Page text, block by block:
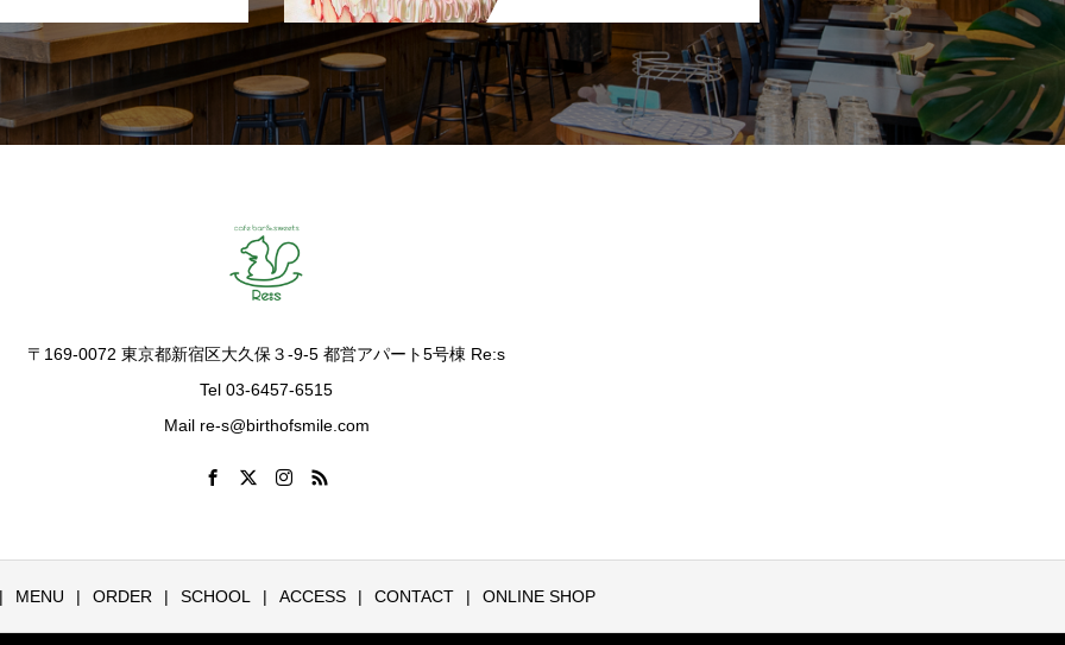
〒169-0072 東京都新宿区大久保３-9-5 都営アパート5号棟 Re:s
Tel 03-6457-6515
Mail re-s@birthofsmile.com
MENU ORDER SCHOOL ACCESS CONTACT ONLINE SHOP